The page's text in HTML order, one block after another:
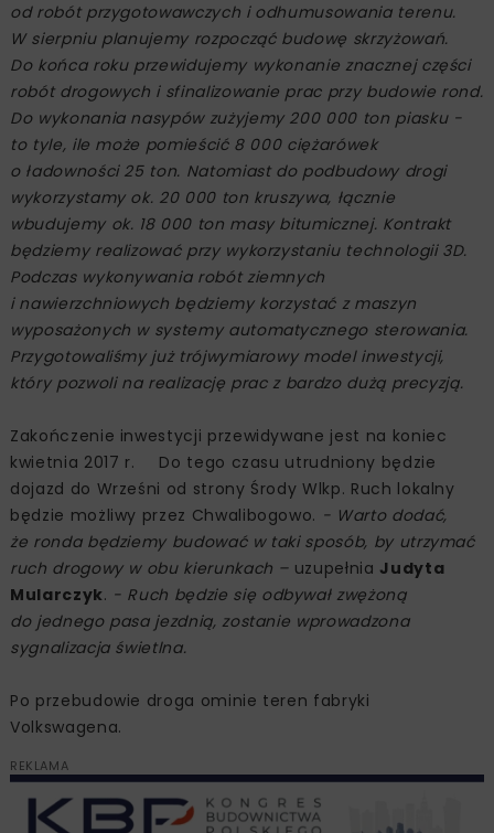
od robót przygotowawczych i odhumusowania terenu.
W sierpniu planujemy rozpocząć budowę skrzyżowań.
Do końca roku przewidujemy wykonanie znacznej części
robót drogowych i sfinalizowanie prac przy budowie rond.
Do wykonania nasypów zużyjemy 200 000 ton piasku -
to tyle, ile może pomieścić 8 000 ciężarówek
o ładowności 25 ton. Natomiast do podbudowy drogi
wykorzystamy ok. 20 000 ton kruszywa, łącznie
wbudujemy ok. 18 000 ton masy bitumicznej. Kontrakt
będziemy realizować przy wykorzystaniu technologii 3D.
Podczas wykonywania robót ziemnych
i nawierzchniowych będziemy korzystać z maszyn
wyposażonych w systemy automatycznego sterowania.
Przygotowaliśmy już trójwymiarowy model inwestycji,
który pozwoli na realizację prac z bardzo dużą precyzją.
Zakończenie inwestycji przewidywane jest na koniec
kwietnia 2017 r. Do tego czasu utrudniony będzie
dojazd do Wrześni od strony Środy Wlkp. Ruch lokalny
będzie możliwy przez Chwalibogowo. - Warto dodać,
że ronda będziemy budować w taki sposób, by utrzymać
ruch drogowy w obu kierunkach – uzupełnia Judyta
Mularczyk. - Ruch będzie się odbywał zwężoną
do jednego pasa jezdnią, zostanie wprowadzona
sygnalizacja świetlna.
Po przebudowie droga ominie teren fabryki
Volkswagena.
REKLAMA